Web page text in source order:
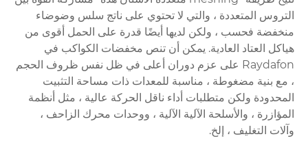
التروس المتعددة ، والتي لا تحتوي على ناتج سلس وضوضاء
منخفضة فحسب ، ولكن لديها أيضًا قدرة على الحمل أقوى من
هياكل العتاد العادية. يمكن أن تنص مخفضات الكواكب في
Raydafon على عزم دوران أعلى في ظل نفس ظروف الحجم
، مع بنية مضغوطة ، مناسبة للمعدات ذات مساحة التثبيت
المحدودة ولكن متطلبات أداء ناقل الحركة عالية ، مثل أنظمة
المؤازرة ، والأسلحة الآلية الآلية ، ووحدات محرك الزاحف ،
وآلات التغليف ، إلخ.